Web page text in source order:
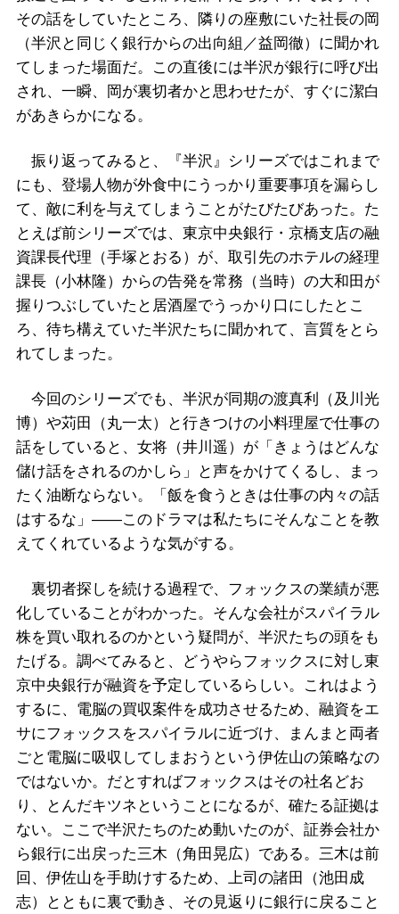
その話をしていたところ、隣りの座敷にいた社長の岡
（半沢と同じく銀行からの出向組／益岡徹）に聞かれ
てしまった場面だ。この直後には半沢が銀行に呼び出
され、一瞬、岡が裏切者かと思わせたが、すぐに潔白
があきらかになる。
振り返ってみると、『半沢』シリーズではこれまで
にも、登場人物が外食中にうっかり重要事項を漏らし
て、敵に利を与えてしまうことがたびたびあった。た
とえば前シリーズでは、東京中央銀行・京橋支店の融
資課長代理（手塚とおる）が、取引先のホテルの経理
課長（小林隆）からの告発を常務（当時）の大和田が
握りつぶしていたと居酒屋でうっかり口にしたとこ
ろ、待ち構えていた半沢たちに聞かれて、言質をとら
れてしまった。
今回のシリーズでも、半沢が同期の渡真利（及川光
博）や苅田（丸一太）と行きつけの小料理屋で仕事の
話をしていると、女将（井川遥）が「きょうはどんな
儲け話をされるのかしら」と声をかけてくるし、まっ
たく油断ならない。「飯を食うときは仕事の内々の話
はするな」——このドラマは私たちにそんなことを教
えてくれているような気がする。
裏切者探しを続ける過程で、フォックスの業績が悪
化していることがわかった。そんな会社がスパイラル
株を買い取れるのかという疑問が、半沢たちの頭をも
たげる。調べてみると、どうやらフォックスに対し東
京中央銀行が融資を予定しているらしい。これはよう
するに、電脳の買収案件を成功させるため、融資をエ
サにフォックスをスパイラルに近づけ、まんまと両者
ごと電脳に吸収してしまおうという伊佐山の策略なの
ではないか。だとすればフォックスはその社名どお
り、とんだキツネということになるが、確たる証拠は
ない。ここで半沢たちのため動いたのが、証券会社か
ら銀行に出戻った三木（角田晃広）である。三木は前
回、伊佐山を手助けするため、上司の諸田（池田成
志）とともに裏で動き、その見返りに銀行に戻ること